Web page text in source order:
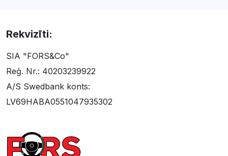
Rekvizīti:
SIA "FORS&Co"
Reģ. Nr.: 40203239922
A/S Swedbank konts:
LV69HABA0551047935302